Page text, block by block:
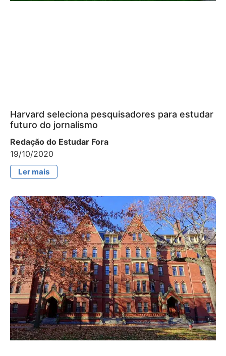
Harvard seleciona pesquisadores para estudar
futuro do jornalismo
Redação do Estudar Fora
19/10/2020
Ler mais